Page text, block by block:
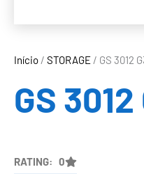
Início / STORAGE / GS 3012
GS 3012
RATING: 0